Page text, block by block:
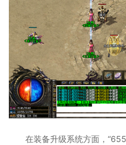
在装备升级系统方面，